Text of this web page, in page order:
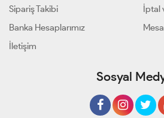
Sipariş Takibi
Banka Hesaplarımız
İletişim
İptal
Sosyal